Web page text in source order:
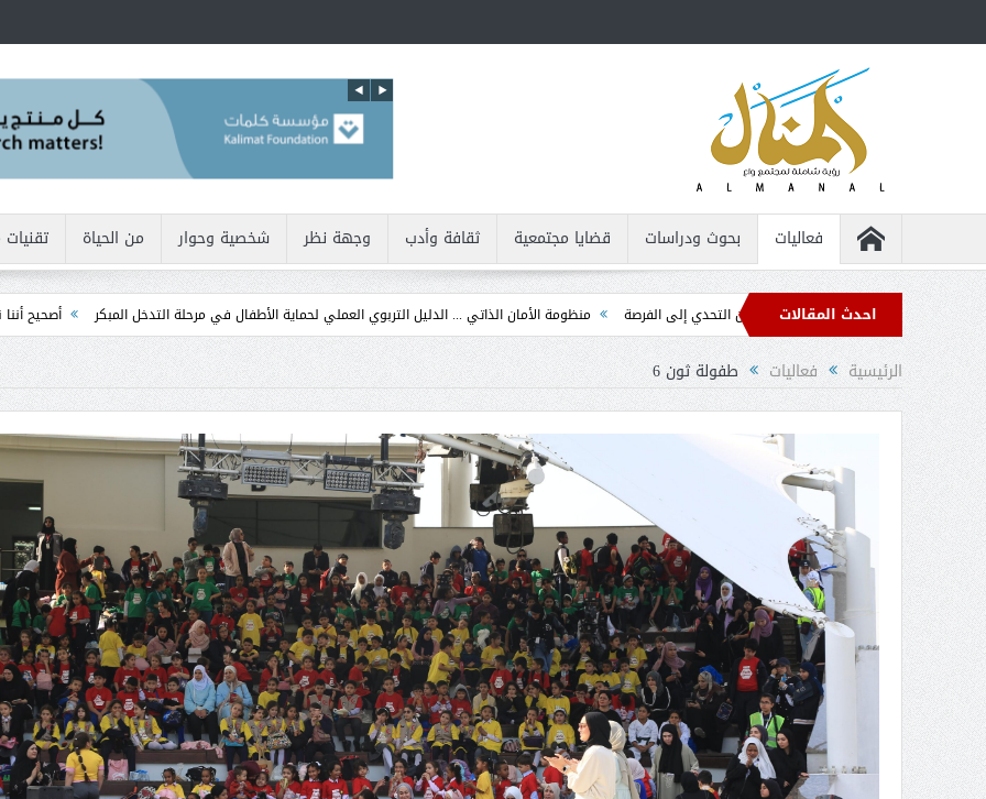
فعاليات بحوث ودراسات قضايا مجتمعية ثقافة وأدب وجهة نظر شخصية وحوار من الحياة
احدث المقالات
... من التحدي إلى الفرصة منظومة الأمان الذاتي ... الدليل التربوي العملي لحماية الأطفال في مرحلة التدخل المبكر أصحيح أننا نولد بطبيعتنا أنانيين !!
الرئيسية فعاليات طفولة ثون 6